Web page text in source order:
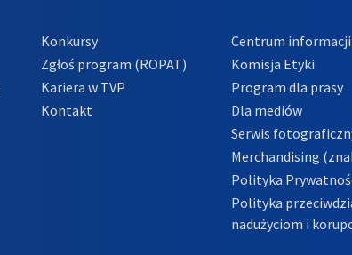
Konkursy
Zgłoś program (ROPAT)
Kariera w TVP
Kontakt
Centrum informacji
Komisja Etyki
Program dla prasy
Dla mediów
Serwis
Merchandising
Polityka
Polityka
nadużyciom i